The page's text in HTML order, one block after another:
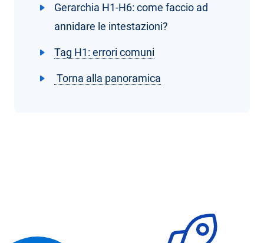
Gerarchia H1-H6: come faccio ad
annidare le intestazioni?
Tag H1: errori comuni
Torna alla panoramica